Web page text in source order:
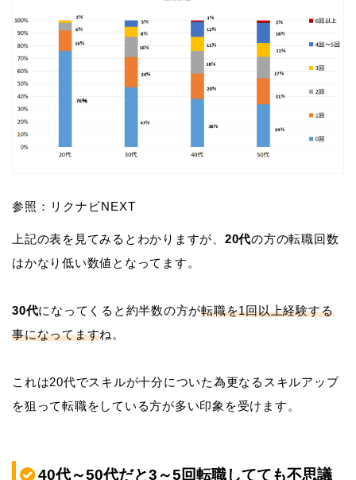
参照：リクナビNEXT
上記の表を見てみるとわかりますが、 20代の方の転職回数
はかなり低い数値となってます。
30代になってくると約半数の方が転職を1回以上経験する
事になってますね。
これは20代でスキルが十分についた為更なるスキルアップ
を狙って転職をしている方が多い印象を受けます。
40代～50代だと3～5回転職してても不思議